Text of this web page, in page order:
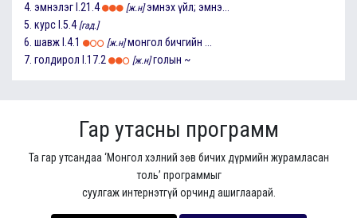
4. эмнэлэг I.21.4 [ж.н] эмнэх үйл; эмнэ...
5. курс I.5.4 [гад.]
6. шавж I.4.1 [ж.н] монгол бичгийн ...
7. голдирол I.17.2 [ж.н] голын ~
Гар утасны программ
Та гар утсандаа ‘Монгол хэлний зөв бичих дүрмийн журамласан
толь’ программыг
суулгаж интернэтгүй орчинд ашиглаарай.